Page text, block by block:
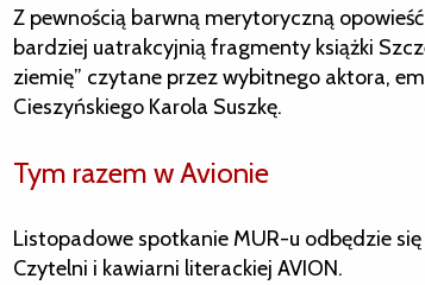
Z pewnością barwną merytoryczną
bardziej uatrakcyjnią fragmenty książki
ziemię” czytane przez wybitnego aktora,
Cieszyńskiego Karola Suszkę.
Tym razem w Avionie
Listopadowe spotkanie MUR-u odbędzie się
Czytelni i kawiarni literackiej AVION.